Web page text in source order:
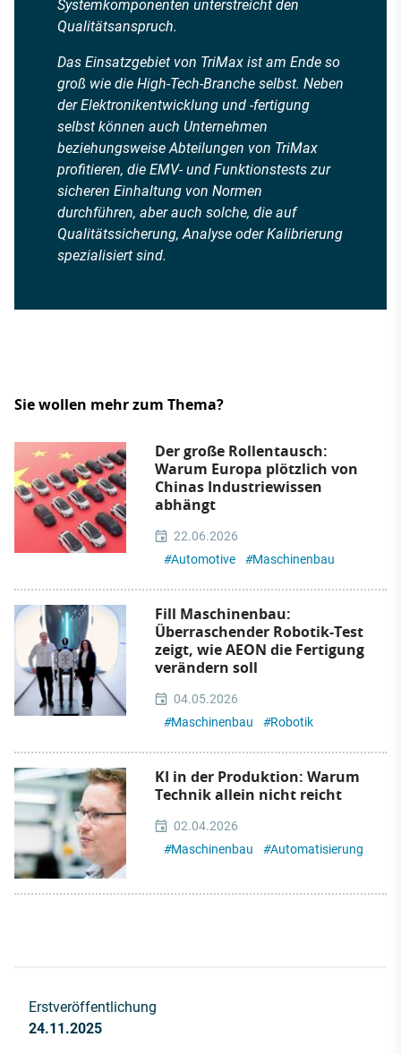
Systemkomponenten unterstreicht den
Qualitätsanspruch.
Das Einsatzgebiet von TriMax ist am Ende so
groß wie die High-Tech-Branche selbst. Neben
der Elektronikentwicklung und -fertigung
selbst können auch Unternehmen
beziehungsweise Abteilungen von TriMax
profitieren, die EMV- und Funktionstests zur
sicheren Einhaltung von Normen
durchführen, aber auch solche, die auf
Qualitätssicherung, Analyse oder Kalibrierung
spezialisiert sind.
Sie wollen mehr zum Thema?
Der große Rollentausch:
Warum Europa plötzlich von
Chinas Industriewissen
abhängt
22.06.2026
#Automotive #Maschinenbau
Fill Maschinenbau:
Überraschender Robotik-Test
zeigt, wie AEON die Fertigung
verändern soll
04.05.2026
#Maschinenbau #Robotik
KI in der Produktion: Warum
Technik allein nicht reicht
02.04.2026
#Maschinenbau #Automatisierung
Erstveröffentlichung
24.11.2025